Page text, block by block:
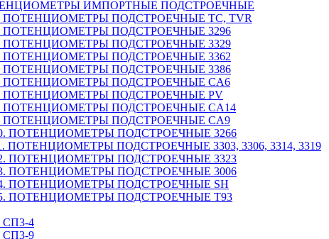
ИМПОРТНЫЕ ПОДСТРОЕЧНЫЕ
ПОТЕНЦИОМЕТРЫ ПОДСТРОЕЧНЫЕ TC, TVR
ПОТЕНЦИОМЕТРЫ ПОДСТРОЕЧНЫЕ 3296
ПОТЕНЦИОМЕТРЫ ПОДСТРОЕЧНЫЕ 3329
ПОТЕНЦИОМЕТРЫ ПОДСТРОЕЧНЫЕ 3362
ПОТЕНЦИОМЕТРЫ ПОДСТРОЕЧНЫЕ 3386
ПОТЕНЦИОМЕТРЫ ПОДСТРОЕЧНЫЕ CA6
ПОТЕНЦИОМЕТРЫ ПОДСТРОЕЧНЫЕ PV
ПОТЕНЦИОМЕТРЫ ПОДСТРОЕЧНЫЕ CA14
ПОТЕНЦИОМЕТРЫ ПОДСТРОЕЧНЫЕ CA9
ПОТЕНЦИОМЕТРЫ ПОДСТРОЕЧНЫЕ 3266
ПОТЕНЦИОМЕТРЫ ПОДСТРОЕЧНЫЕ 3303, 3306, 3314, 3319
ПОТЕНЦИОМЕТРЫ ПОДСТРОЕЧНЫЕ 3323
ПОТЕНЦИОМЕТРЫ ПОДСТРОЕЧНЫЕ 3006
ПОТЕНЦИОМЕТРЫ ПОДСТРОЕЧНЫЕ SH
ПОТЕНЦИОМЕТРЫ ПОДСТРОЕЧНЫЕ Т93
СП3-4
СП3-9